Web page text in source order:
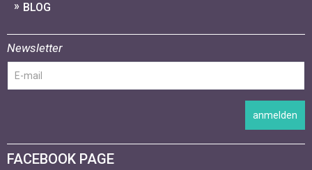
BLOG
Newsletter
anmelden
FACEBOOK PAGE